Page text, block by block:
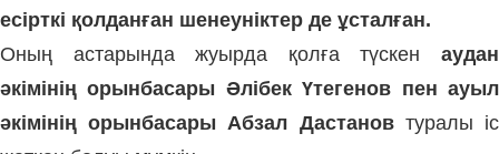
есірткі қолданған шенеуніктер де ұсталған.
Оның астарында жуырда қолға түскен аудан
әкімінің орынбасары Әлібек Үтегенов пен ауыл
әкімінің орынбасары Абзал Дастановтуралы іс